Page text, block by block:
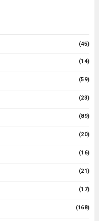
(45)
(14)
(59)
(23)
(89)
(20)
(16)
(21)
(17)
(168)